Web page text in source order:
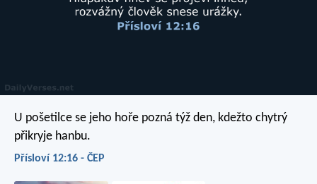
U pošetilce se jeho hoře pozná týž den, kdežto chytrý
přikryje hanbu.
Přísloví 12:16 - ČEP